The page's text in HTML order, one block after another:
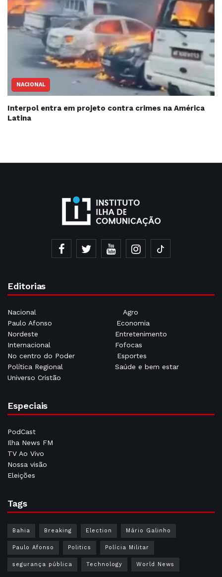
NACIONAL
Interpol entra em projeto contra crimes na América
Latina
Editorias
Nacional
Agro
Paulo Afonso
Economia
Nordeste
Entretenimento
Internacional
Fofocas
No centro do Poder
Esportes
Política Regional
Saúde e bem estar
Universo Cristão
Especiais
PodCast
Ilha News FM
TV Ao Vivo
Nossa visão
Eleições
Tags
Bahia Breaking Election Mário Galinho
Paulo Afonso Politics Polícia Militar
segurança pública Technology World News